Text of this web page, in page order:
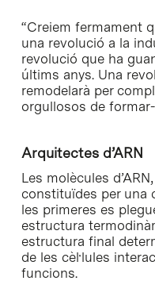
“Creiem fermament
una revolució a la
revolució que ha
últims anys. Una
remodelarà per
orgullosos de
Arquitectes d’ARN
Les molècules
constituïdes per una
les primeres es
estructura
estructura final
de les cèl·lules
funcions.